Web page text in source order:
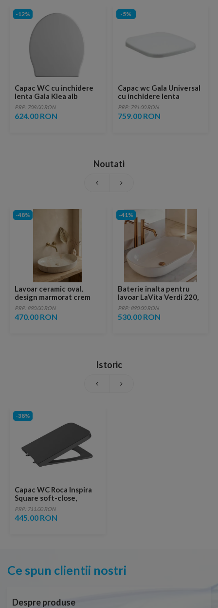
-12%
Capac WC cu inchidere
lenta Gala Klea alb
PRP: 708.00 RON
624.00 RON
-5%
Capac wc Gala Universal
cu inchidere lenta
PRP: 791.00 RON
759.00 RON
Noutati
-48%
Lavoar ceramic oval,
design marmorat crem
lucios cu vene aurii,
ventil inclus
PRP: 890.00 RON
470.00 RON
-41%
Baterie inalta pentru
lavoar LaVita Verdi 220,
fara ventil, brushed
copper
PRP: 890.00 RON
530.00 RON
Istoric
-38%
Capac WC Roca Inspira
Square soft-close,
antracit
PRP: 711.00 RON
445.00 RON
Ce spun clientii nostri
Despre produse